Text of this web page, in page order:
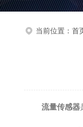
当前位置： 首
流量传感器